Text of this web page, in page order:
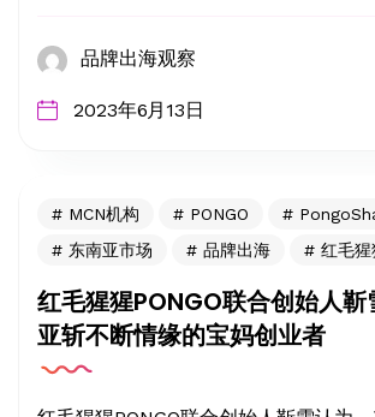
品牌出海观察
2023年6月13日
MCN机构 PONGO
东南亚市场
品牌出海 红毛猩
红毛猩猩PONGO联合创始人
亚斩不断情缘的宝妈创业者